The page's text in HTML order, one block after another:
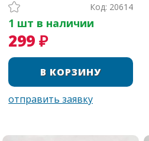
Код: 20614
1 шт в наличии
299 ₽